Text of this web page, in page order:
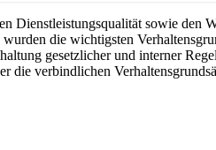
sowie den
die wichtigsten
gesetzlicher und interner
verbindlichen